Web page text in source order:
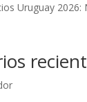
Uruguay 2026: